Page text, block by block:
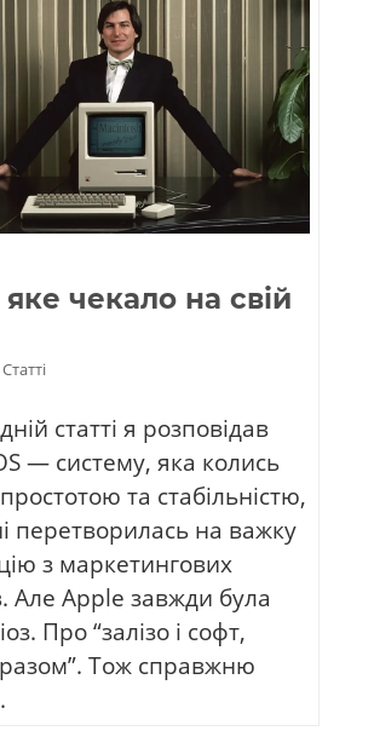
яке чекало на свій
Статті
статті я розповідав
— систему, яка колись
та стабільністю,
перетворилась на важку
з маркетингових
Але Apple завжди була
Про “залізо і софт,
разом”. Тож справжню